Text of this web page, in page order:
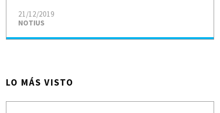
NOTIUS
21/12/2019
LO MÁS VISTO